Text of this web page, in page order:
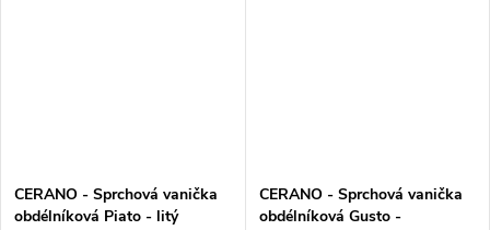
CERANO - Sprchová vanička
obdélníková Piato - litý
CERANO - Sprchová vanička
obdélníková Gusto -